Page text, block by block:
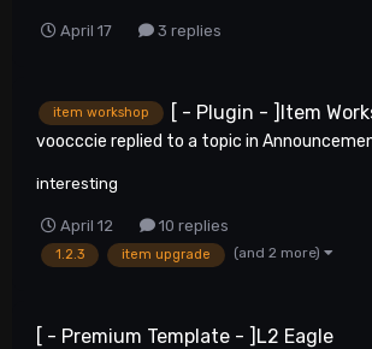
April 17 3 replies
item workshop [ - Plugin - ]Item
voocccie replied to a topic in
interesting
April 12 10 replies
1.2.3 item upgrade (and 2 more)
[ - Premium Template - ]L2 Eagle